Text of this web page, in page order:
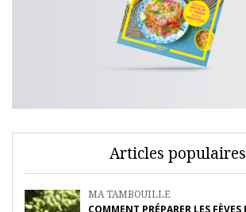
Articles populaires
MA TAMBOUILLE